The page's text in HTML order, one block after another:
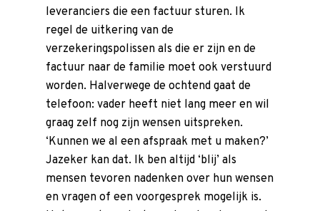
leveranciers die een factuur sturen. Ik
regel de uitkering van de
verzekeringspolissen als die er zijn en de
factuur naar de familie moet ook verstuurd
worden. Halverwege de ochtend gaat de
telefoon: vader heeft niet lang meer en wil
graag zelf nog zijn wensen uitspreken.
‘Kunnen we al een afspraak met u maken?’
Jazeker kan dat. Ik ben altijd ‘blij’ als
mensen tevoren nadenken over hun wensen
en vragen of eenvoorgesprek mogelijk is.